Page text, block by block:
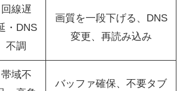
回線遅
・DNS
不調
画質を一段下げる、DNS
変更、再読み込み
帯域不
バッファ確保、不要タブ